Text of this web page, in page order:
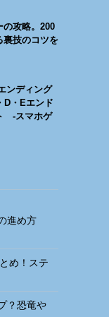
の攻略。200
裏技のコツを
ンディング
D・Eエンド
-スマホゲ
進め方
め！ステ
？恐竜や